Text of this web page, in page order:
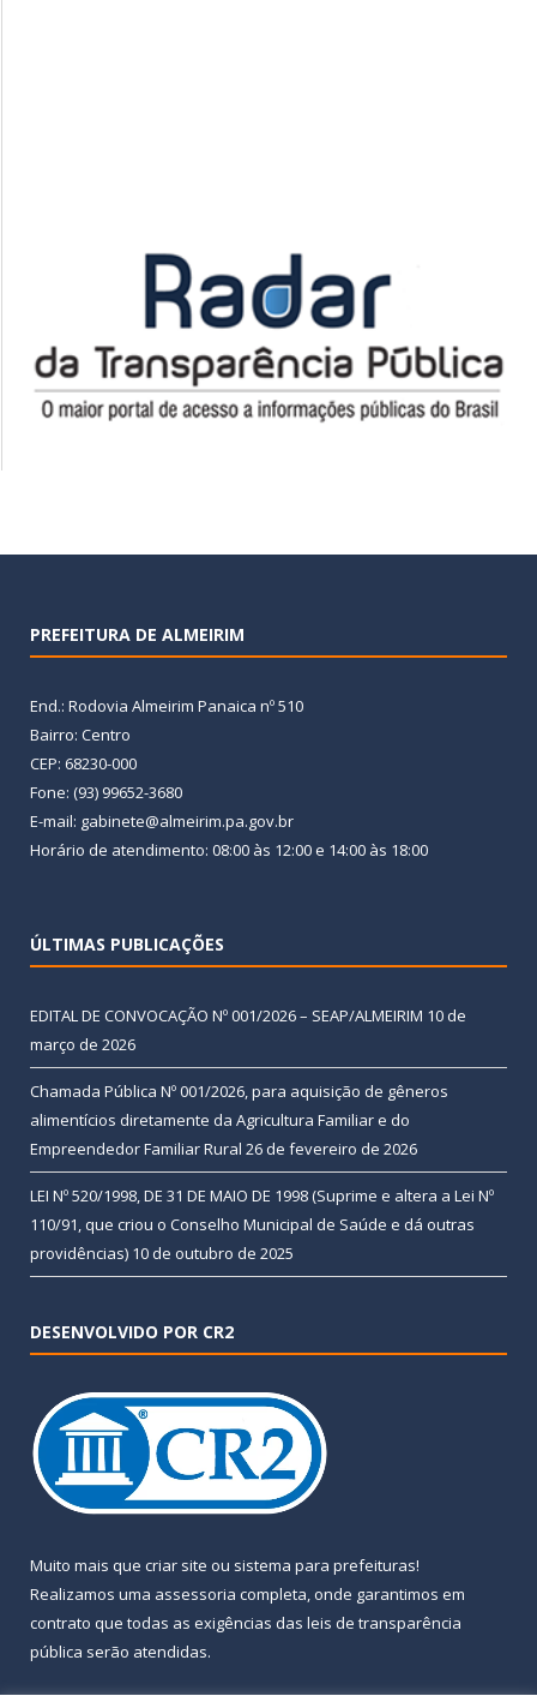
PREFEITURA DE ALMEIRIM
End.: Rodovia Almeirim Panaica nº 510
Bairro: Centro
CEP: 68230-000
Fone: (93) 99652-3680
E-mail: gabinete@almeirim.pa.gov.br
Horário de atendimento: 08:00 às 12:00 e 14:00 às 18:00
ÚLTIMAS PUBLICAÇÕES
EDITAL DE CONVOCAÇÃO Nº 001/2026 – SEAP/ALMEIRIM 10 de
março de 2026
Chamada Pública Nº 001/2026, para aquisição de gêneros
alimentícios diretamente da Agricultura Familiar e do
Empreendedor Familiar Rural 26 de fevereiro de 2026
LEI Nº 520/1998, DE 31 DE MAIO DE 1998 (Suprime e altera a Lei Nº
110/91, que criou o Conselho Municipal de Saúde e dá outras
providências) 10 de outubro de 2025
DESENVOLVIDO POR CR2
Muito mais que criar site ou sistema para prefeituras!
Realizamos uma assessoria completa, onde garantimos em
contrato que todas as exigências das leis de transparência
pública serão atendidas.